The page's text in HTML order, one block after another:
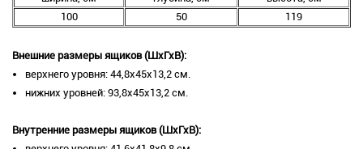
100
50 119
Внешние размеры ящиков (ШхГхВ):
верхнего уровня: 44,8х45х13,2 см.
нижних уровней: 93,8х45х13,2 см.
Внутренние размеры ящиков (ШхГхВ):